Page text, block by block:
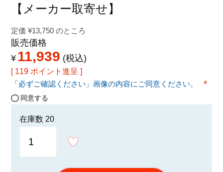
【メーカー取寄せ】
定価 ¥13,750 のところ
販売価格
¥ 11,939 税込
119 ポイント進呈 ]
「必ずご確認ください」画像の内容にご同意ください。
同意する
在庫数 20